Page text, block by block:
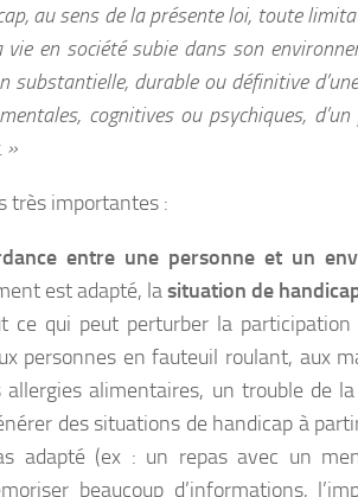
au sens de la présente loi, toute
en société subie dans son
substantielle, durable ou définitive
cognitives ou psychiques,
»
très importantes :
entre une personne et un
est adapté, lasituation de
ce qui peut perturber la
personnes en fauteuil roulant, aux
alimentaires, un trouble de
des situations de handicap à
adapté (ex : un repas avec un
beaucoup d’informations,